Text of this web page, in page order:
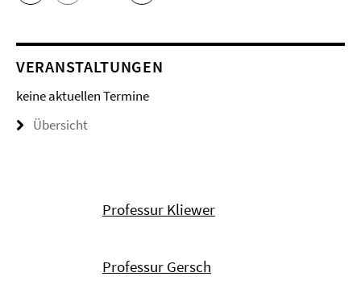
VERANSTALTUNGEN
keine aktuellen Termine
Übersicht
Professur Kliewer
Professur Gersch